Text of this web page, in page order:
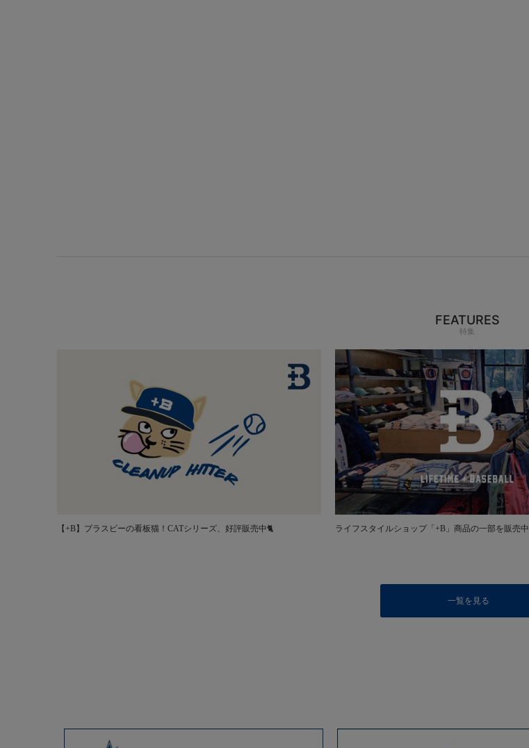
FEATURES
特集
【+B】プラスビーの看板猫！CATシリーズ、好評販売中🐈 ライフスタイルショップ「+B」商品の一部を販売中
一覧を見る